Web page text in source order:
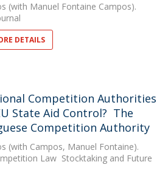
(with Manuel Fontaine Campos).
DETAILS
Competition Authorities
State Aid Control?  The
Competition Authority
(with Campos, Manuel Fontaine).
Law  Stocktaking and Future